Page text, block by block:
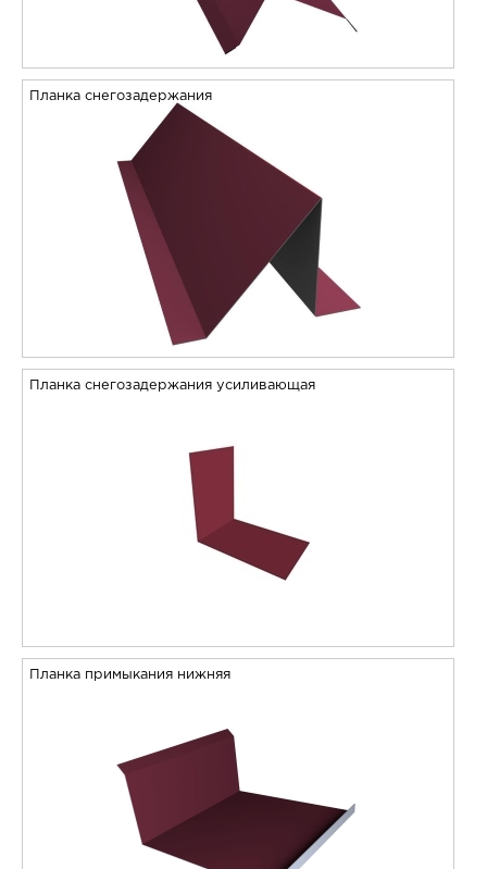
Планка снегозадержания
Планка снегозадержания усиливающая
Планка примыкания нижняя